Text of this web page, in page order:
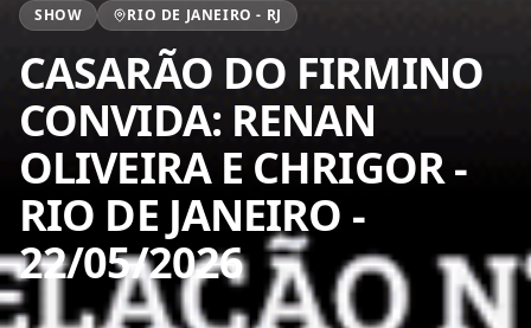
SHOW RIO DE JANEIRO - RJ
CASARÃO DO FIRMINO
CONVIDA: RENAN
OLIVEIRA E CHRIGOR-
RIO DE JANEIRO -
22/05/2026